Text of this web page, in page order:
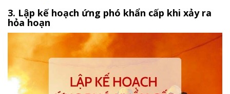
3. Lập kế hoạch ứng phó khẩn cấp khi xảy ra
hỏa hoạn